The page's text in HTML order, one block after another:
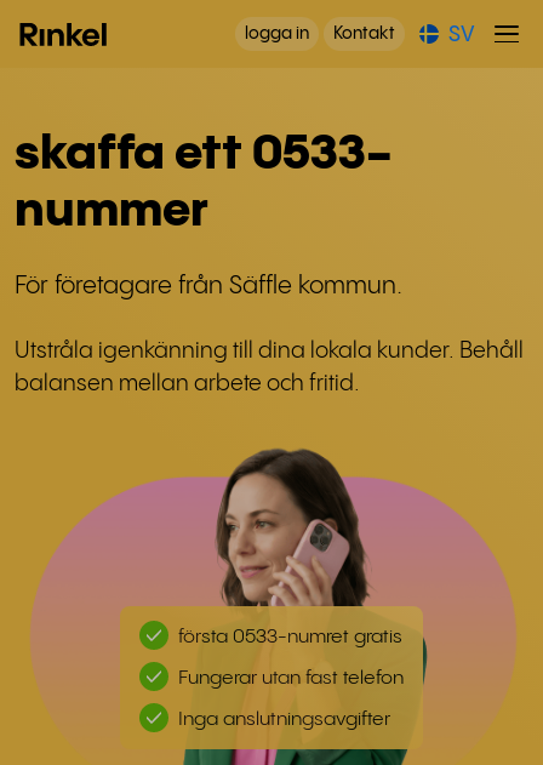
logga in Kontakt SV
skaffa ett 0533-
nummer
För företagare från Säffle kommun.
Utstråla igenkänning till dina lokala kunder. Behåll
balansen mellan arbete och fritid.
första 0533-numret gratis
Fungerar utan fast telefon
Inga anslutningsavgifter